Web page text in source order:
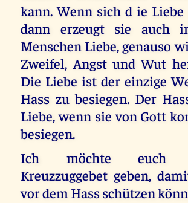
kann. Wenn sich d ie Liebe
dann erzeugt sie auch
Menschen Liebe, genauso
Zweifel, Angst und Wut
Die Liebe ist der einzige
Hass zu besiegen. Der
Liebe, wenn sie von Gott
besiegen.
Ich möchte euch
Kreuzzuggebet geben,
vor dem Hass schützen